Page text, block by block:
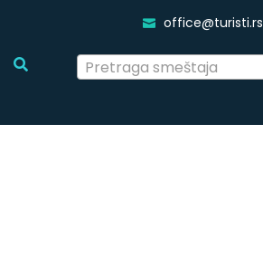
office@turisti.rs
Pretraga smeštaja